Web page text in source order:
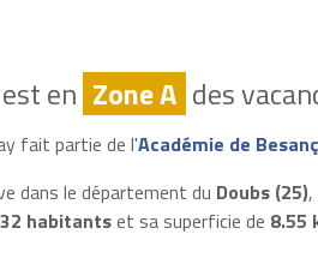
en Zone A des
fait partie de l'Académie de
dans le département du Doubs (25)
habitantset sa superficie de 8.55